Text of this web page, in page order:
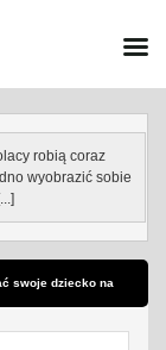
robią coraz
wyobrazić sobie
swoje dziecko na